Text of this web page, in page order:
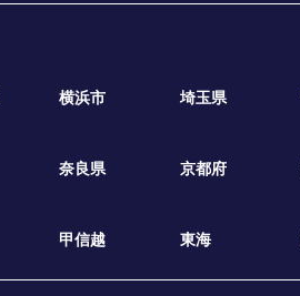
横浜市 埼玉県
奈良県 京都府
甲信越 東海